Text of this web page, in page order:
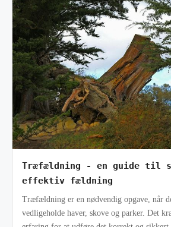
Træfældning - en guide til
effektiv fældning
Træfældning er en nødvendig opgave, når
vedligeholde haver, skove og parker. Det